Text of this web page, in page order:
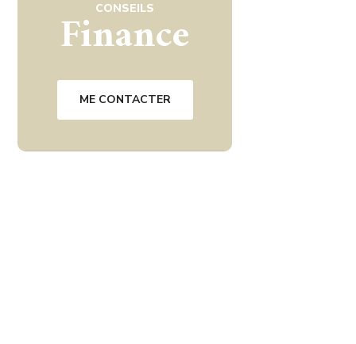
CONSEILS
Finance
ME CONTACTER